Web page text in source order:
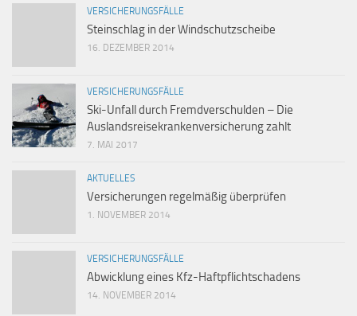
VERSICHERUNGSFÄLLE
Steinschlag in der Windschutzscheibe
16. DEZEMBER 2014
VERSICHERUNGSFÄLLE
Ski-Unfall durch Fremdverschulden – Die
Auslandsreisekrankenversicherung zahlt
7. MAI 2017
AKTUELLES
Versicherungen regelmäßig überprüfen
1. NOVEMBER 2014
VERSICHERUNGSFÄLLE
Abwicklung eines Kfz-Haftpflichtschadens
14. NOVEMBER 2014